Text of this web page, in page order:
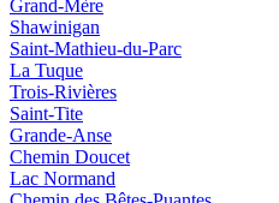
Grand-Mère
Shawinigan
Saint-Mathieu-du-Parc
La Tuque
Trois-Rivières
Saint-Tite
Grande-Anse
Chemin Doucet
Lac Normand